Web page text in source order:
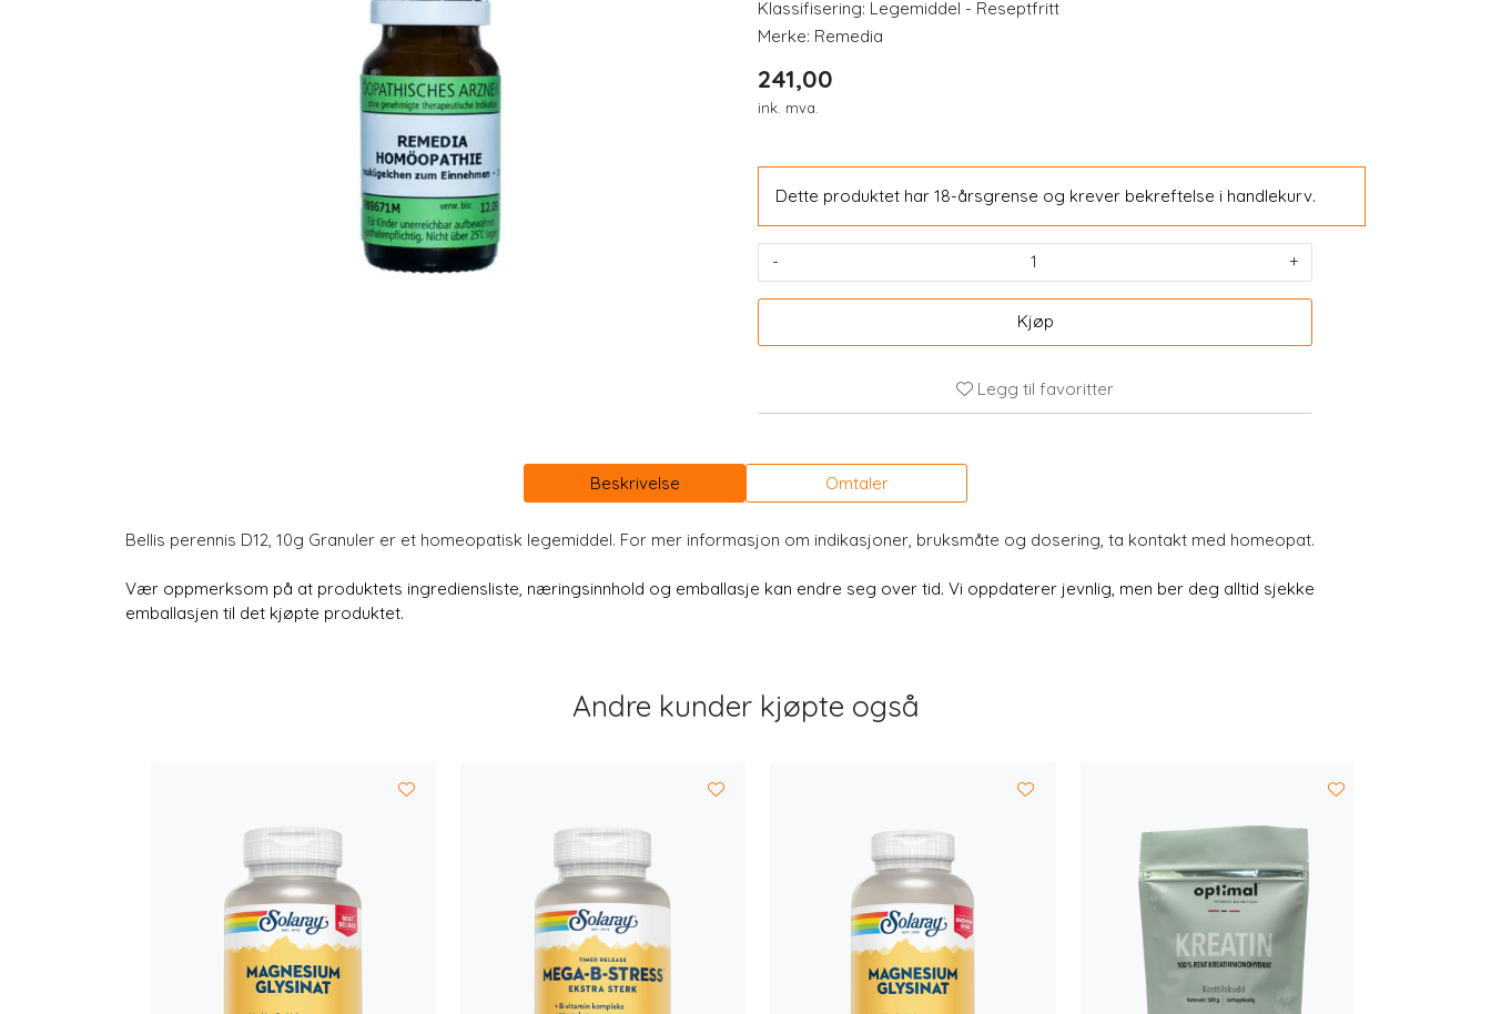
Nozovent 2 stk medium nesebøyle
CDS22-formula (Vivomixx) 450
Kjøp
KSM66 Økonomi 240 kapsler
Kjøp
Klassifisering: Legemiddel - Reseptfritt
Merke: Remedia
241,00
ink. mva.
Dette produktet har 18-årsgrense og krever bekreftelse i handlekurv.
- +
Kjøp
Legg til favoritter
Beskrivelse Omtaler
Bellis perennis D12, 10g Granuler er et homeopatisk legemiddel. For mer informasjon om indikasjoner, bruksmåte og dosering, ta kontakt med homeopat.
Vær oppmerksom på at produktets ingrediensliste, næringsinnhold og emballasje kan endre seg over tid. Vi oppdaterer jevnlig, men ber deg alltid sjekke
emballasjen til det kjøpte produktet.
Andre kunder kjøpte også